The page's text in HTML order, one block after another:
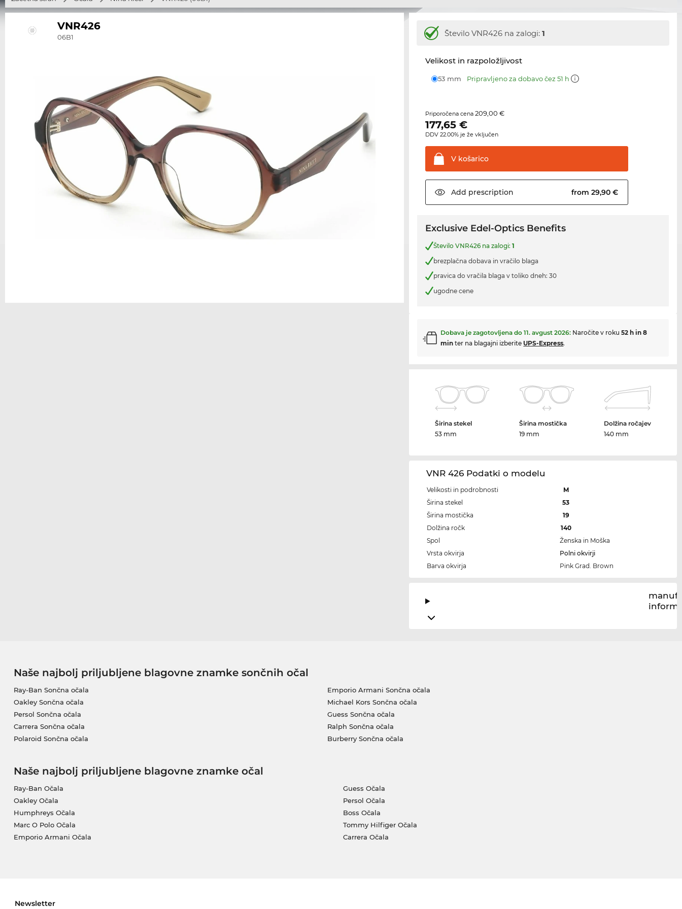
VNR426
06B1 Število VNR426 na zalogi:1
Velikost in razpoložljivost
53 mm Pripravljeno za dobavo čez 51 h
Priporočena cena209,00 €
177,65 €
DDV 22.00% je že vključen
V košarico
Add prescription from 29,90 €
Exclusive Edel-Optics Benefits
Število VNR426 na zalogi:1
brezplačna dobava in vračilo blaga
pravica do vračila blaga v toliko dneh: 30
ugodne cene
Dobava je zagotovljena do11. avgust 2026: Naročite v roku52 h in 8
min ter na blagajni izberite UPS-Express.
Širina stekel
53 mm
Širina mostička
19 mm
Dolžina ročajev
140 mm
VNR 426 Podatki o modelu
Velikosti in podrobnosti
M
Širina stekel
53
Širina mostička
19
Dolžina ročk
140
Spol
Ženska in Moška
Vrsta okvirja
Polni okvirji
Barva okvirja
Pink Grad. Brown
Naše najbolj priljubljene blagovne znamke sončnih očal
Ray-Ban Sončna očala
Oakley Sončna očala
Persol Sončna očala
Carrera Sončna očala
Polaroid Sončna očala
Emporio Armani Sončna očala
Michael Kors Sončna očala
Guess Sončna očala
Ralph Sončna očala
Burberry Sončna očala
Naše najbolj priljubljene blagovne znamke očal
Ray-Ban Očala
Oakley Očala
Humphreys Očala
Marc O Polo Očala
Emporio Armani Očala
Guess Očala
Persol Očala
Boss Očala
Tommy Hilfiger Očala
Carrera Očala
Newsletter